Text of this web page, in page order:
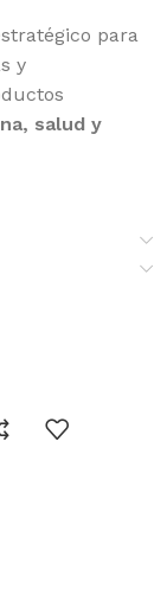
para
y
salud y